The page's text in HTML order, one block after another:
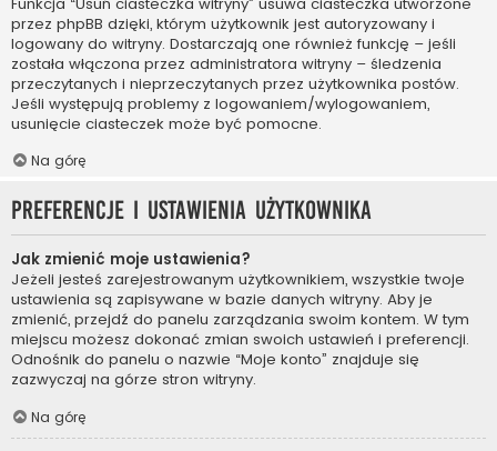
przez phpBB dzięki, którym użytkownik jest autoryzowany i
logowany do witryny. Dostarczają one również funkcję – jeśli
została włączona przez administratora witryny – śledzenia
przeczytanych i nieprzeczytanych przez użytkownika postów.
Jeśli występują problemy z logowaniem/wylogowaniem,
usunięcie ciasteczek może być pomocne.
Na górę
Preferencje i ustawienia użytkownika
Jak zmienić moje ustawienia?
Jeżeli jesteś zarejestrowanym użytkownikiem, wszystkie twoje
ustawienia są zapisywane w bazie danych witryny. Aby je
zmienić, przejdź do panelu zarządzania swoim kontem. W tym
miejscu możesz dokonać zmian swoich ustawień i preferencji.
Odnośnik do panelu o nazwie “Moje konto” znajduje się
zazwyczaj na górze stron witryny.
Na górę